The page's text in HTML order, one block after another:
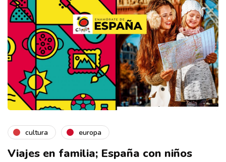
cultura europa
Viajes en familia; España con niños